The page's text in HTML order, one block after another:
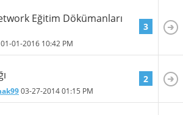
Eğitim Dökümanları
01-01-2016 10:42 PM
3
03-27-201401:15 PM
2